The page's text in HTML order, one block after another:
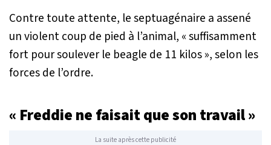
Contre toute attente, le septuagénaire a assené
un violent coup de pied à l’animal, «suffisamment
fort pour soulever le beagle de 11 kilos», selon les
forces de l’ordre.
« Freddie ne faisait que son travail »
La suite après cette publicité